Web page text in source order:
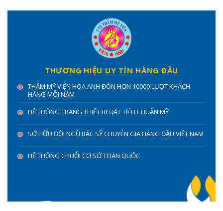
THƯƠNG HIỆU UY TÍN HÀNG ĐẦU
THẨM MỸ VIỆN HOA ANH ĐÓN HƠN 10000 LƯỢT KHÁCH
HÀNG MỖI NĂM
HỆ THỐNG TRANG THIẾT BỊ ĐẠT TIÊU CHUẨN MỸ
SỞ HỮU ĐỘI NGŨ BÁC SỸ CHUYÊN GIA HÀNG ĐẦU VIỆT NAM
HỆ THỐNG CHUỖI CƠ SỞ TOÀN QUỐC